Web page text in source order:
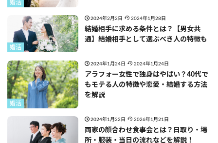
婚活
婚活
2024年2月2日 2024年1月28日
結婚相手に求める条件とは？【男女共
通】結婚相手として選ぶべき人の特徴も
婚活
2024年1月24日 2024年1月24日
アラフォー女性で独身はやばい？40代で
もモテる人の特徴や恋愛・結婚する方法
を解説
2024年1月22日 2026年1月21日
両家の顔合わせ食事会とは？日取り・場
所・服装・当日の流れなどを解説！